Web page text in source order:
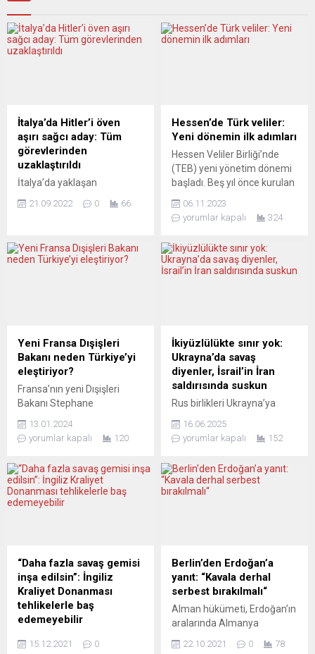
İtalya’da Hitler’i öven
aşırı sağcı aday: Tüm
görevlerinden
uzaklaştırıldı
İtalya’da yaklaşan
gösterilen partilerden aşırı
Hitler’e hayranlığını belirten
parti üyesinin seçimlerdeki
partinin Sicilya adasındaki
Agrigento ili koordinatörü
Calogero Pisano’yu, Hitler’i
“büyük bir devlet adamı”
olarak nitelediğinin...
21.09.2022 0 66
Hessen’de Türk veliler:
Yeni dönemin ilk adımları
Hessen Veliler Birliği’nde
(TEB) yeni yönetim dönemi
başladı. Beş yıl önce kurulan
Hessen genel kurulunda
yönetim kurulu yenilendi.
Hatice Bektaş-Alpsar‘ın
önümüzdeki dönem için de
(öğretmen) ve Zeynep
Baran Bozkurt (endüstri
mühendisi), sayman...
06.11.2023
yorumlar kapalı
324
Yeni Fransa Dışişleri
Bakanı neden Türkiye’yi
eleştiriyor?
Fransa’nın yeni Dışişleri
Bakanı Stephane
eleştirmesinin nedenleri
henüz net olarak
Bakanın Türkiye ve
Azerbaycan’a karşı sert bir
tutumu olduğu biliniyor.
Fransa’nın 34 yaşındaki en
genç Başbakanı Gabriel
Attal’ın yönetimindeki yeni
kabine, göreve başladı.
Dışişleri ve...
13.01.2024
yorumlar kapalı
120
İkiyüzlülükte sınır yok:
Ukrayna’da savaş
diyenler, İsrail’in İran
saldırısında suskun
Rus birlikleri Ukrayna’ya
ve Alman hükümeti derhal
bunun uluslararası hukuka
olduğunu ilan etti. Mağdura
destek verilmesi gerektiğini,
Alman gazeteci Jens
Berger’e göre bu noktaya
kadar her şey anlaşılır.
yana İsrail’in...
16.06.2025
yorumlar kapalı
152
“Daha fazla savaş gemisi
inşa edilsin”: İngiliz
Kraliyet Donanması
tehlikelerle baş
edemeyebilir
Donanması filosunun
15.12.2021
0
Berlin’den Erdoğan’a
yanıt: “Kavala derhal
serbest bırakılmalı“
Alman hükümeti, Erdoğan’ın
aralarında Almanya
10 büyükelçiyi hedef alan
22.10.2021 0 78